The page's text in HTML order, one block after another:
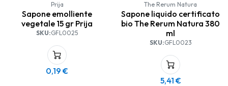
Prija
Sapone emolliente
vegetale 15 gr Prija
SKU:GFL0025
0,19 €
The Rerum Natura
Sapone liquido certificato
bio The Rerum Natura 380
ml
SKU:GFL0023
5,41 €